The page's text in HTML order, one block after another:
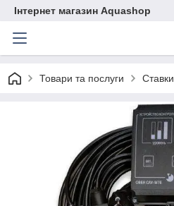
Інтернет магазин Aquashop
Товари та послуги Ставки